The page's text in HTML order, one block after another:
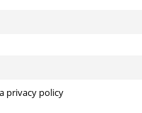
privacy policy